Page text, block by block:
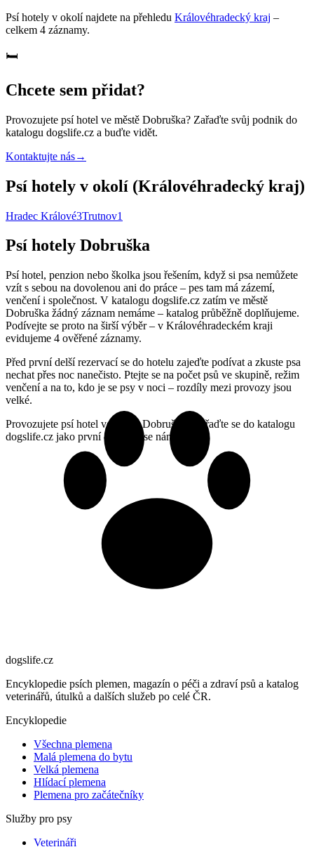
Psí hotely v okolí najdete na přehledu Královéhradecký kraj –
celkem 4 záznamy.
🛏️
Chcete sem přidat?
Provozujete psí hotel ve městě Dobruška? Zařaďte svůj podnik do
katalogu dogslife.cz a buďte vidět.
Kontaktujte nás→
Psí hotely v okolí (Královéhradecký kraj)
Hradec Králové3Trutnov1
Psí hotely Dobruška
Psí hotel, penzion nebo školka jsou řešením, když si psa nemůžete
vzít s sebou na dovolenou ani do práce – pes tam má zázemí,
venčení i společnost. V katalogu dogslife.cz zatím ve městě
Dobruška žádný záznam nemáme – katalog průběžně doplňujeme.
Podívejte se proto na širší výběr – v Královéhradeckém kraji
evidujeme 4 ověřené záznamy.
Před první delší rezervací se do hotelu zajeďte podívat a zkuste psa
nechat přes noc nanečisto. Ptejte se na počet psů ve skupině, režim
venčení a na to, kdo je se psy v noci – rozdíly mezi provozy jsou
velké.
Provozujete psí hotel ve městě Dobruška? Zařaďte se do katalogu
dogslife.cz jako první – ozvěte se nám.
dogslife.cz
Encyklopedie psích plemen, magazín o péči a zdraví psů a katalog
veterinářů, útulků a dalších služeb po celé ČR.
Encyklopedie
Všechna plemena
Malá plemena do bytu
Velká plemena
Hlídací plemena
Plemena pro začátečníky
Služby pro psy
Veterináři